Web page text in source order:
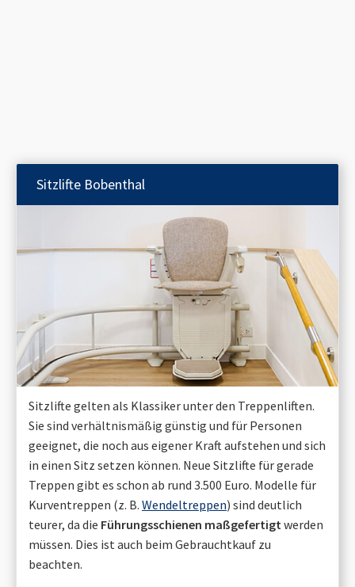
Sitzlifte Bobenthal
Sitzlifte gelten als Klassiker unter den Treppenliften.
Sie sind verhältnismäßig günstig und für Personen
geeignet, die noch aus eigener Kraft aufstehen und sich
in einen Sitz setzen können. Neue Sitzlifte für gerade
Treppen gibt es schon ab rund 3.500 Euro. Modelle für
Kurventreppen (z. B. Wendeltreppen) sind deutlich
teurer, da die Führungsschienen maßgefertigt werden
müssen. Dies ist auch beim Gebrauchtkauf zu
beachten.